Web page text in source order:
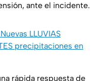
ante el incidente.
LLUVIAS
precipitaciones en
rápida respuesta de